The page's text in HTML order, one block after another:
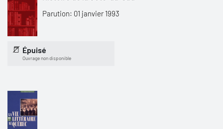
Parution: 01 janvier 1993
Épuisé
Ouvrage non disponible